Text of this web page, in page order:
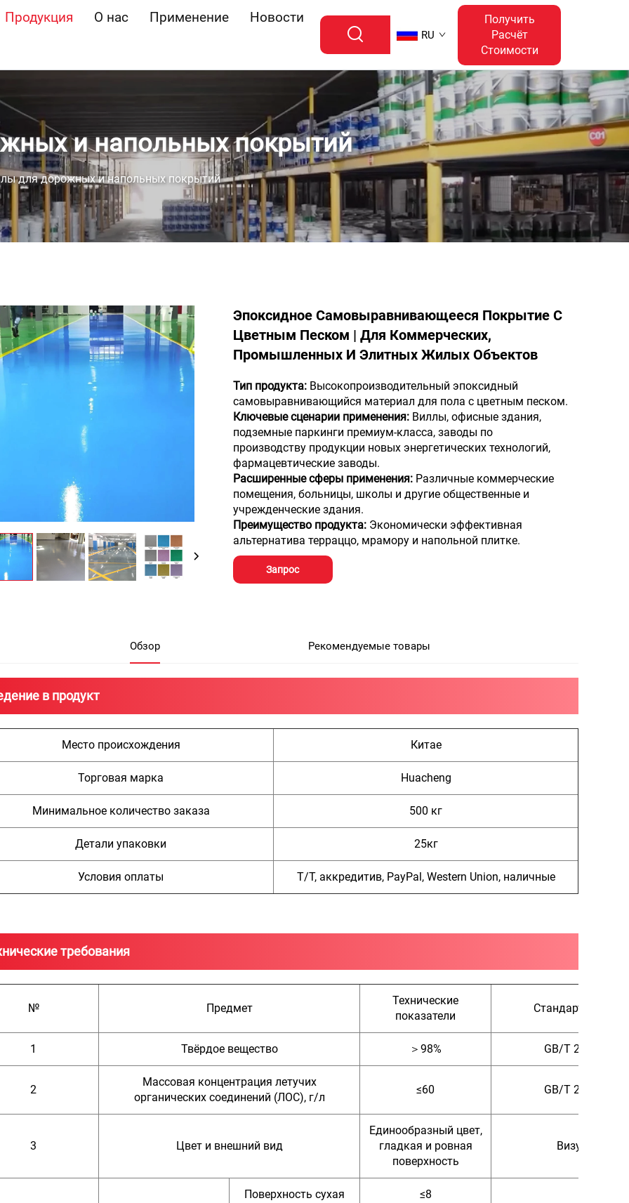
Продукция О нас Применение Новости
RU
Получить
Расчёт
Стоимости
и напольных покрытий
для дорожных и напольных покрытий
Эпоксидное Самовыравнивающееся Покрытие С
Цветным Песком | Для Коммерческих,
Промышленных И Элитных Жилых Объектов
Тип продукта: Высокопроизводительный эпоксидный
самовыравнивающийся материал для пола с цветным песком.
Ключевые сценарии применения: Виллы, офисные здания,
подземные паркинги премиум-класса, заводы по
производству продукции новых энергетических технологий,
фармацевтические заводы.
Расширенные сферы применения: Различные коммерческие
помещения, больницы, школы и другие общественные и
учрежденческие здания.
Преимущество продукта: Экономически эффективная
альтернатива терраццо, мрамору и напольной плитке.
Запрос
Обзор Рекомендуемые товары
в продукт
Место происхождения Китае
Торговая марка Huacheng
Минимальное количество заказа 500 кг
Детали упаковки 25кг
Условия оплаты Т/Т, аккредитив, PayPal, Western Union, наличные
требования
№ Предмет
Технические
показатели
Стандарт
1 Твёрдое вещество ＞98% GB/T 22374-
2
Массовая концентрация летучих
органических соединений (ЛОС), г/л
≤60 GB/T 22374-
3 Цвет и внешний вид
Единообразный цвет,
гладкая и ровная
поверхность
Визуальный
Поверхность сухая
≤8